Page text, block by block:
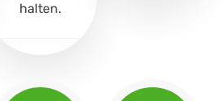
halten.